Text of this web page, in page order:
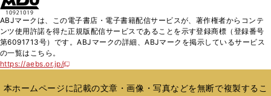
く
ド
ウ
で
ィ
ン
ド
開
ABJマークは、この電子書店・電子書籍配信サービスが、著作権者からコンテ
ンツ使用許諾を得た正規版配信サービスであることを示す登録商標（登録番号
第6091713号）です。ABJマークの詳細、ABJマークを掲示しているサービス
の一覧はこちら。
https://aebs.or.jp/
新
い
本ホームページに記載の文章・画像・写真などを無断で複製するこ